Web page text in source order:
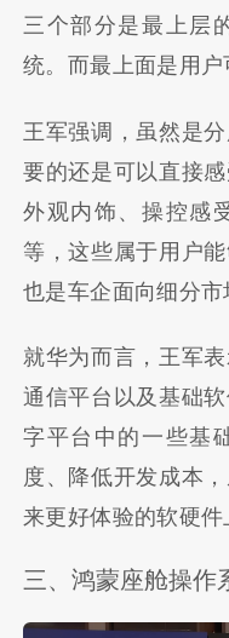
三个部分是最上层
统。而最上面是用户
王军强调，虽然是
要的还是可以直接
外观内饰、操控感
等，这些属于用户
也是车企面向细分市
就华为而言，王军
通信平台以及基础
字平台中的一些基
度、降低开发成本
来更好体验的软硬件
三、鸿蒙座舱操作